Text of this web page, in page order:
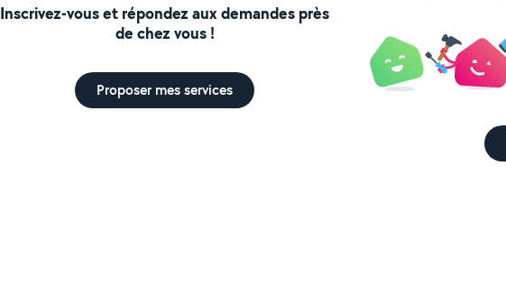
Inscrivez-vous et répondez aux demandes près
de chez vous !
Proposer mes services